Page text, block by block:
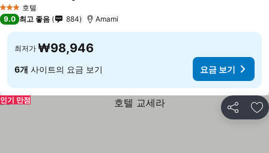
3 성급 호텔
9.0 최고 좋음 884 Amami
최저가 ₩98,946
6개 사이트의 요금 보기 요금 보기
공유 즐
인기 만점